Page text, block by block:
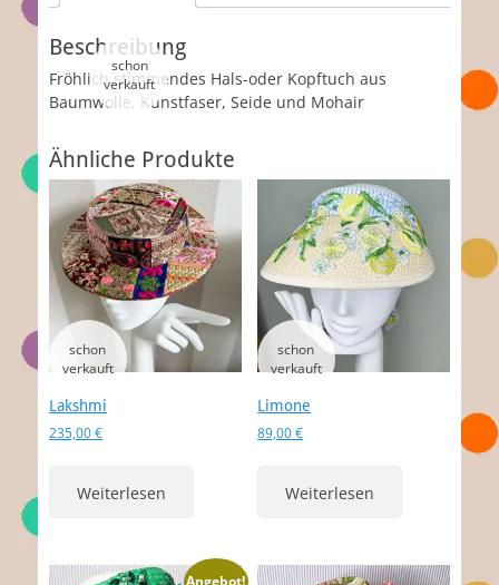
Beschreibung
Fröhlich stimmendes Hals-oder Kopftuch aus
Baumwolle, Kunstfaser, Seide und Mohair
Ähnliche Produkte
Lakshmi
235,00€
Weiterlesen
Limone
89,00€
Weiterlesen